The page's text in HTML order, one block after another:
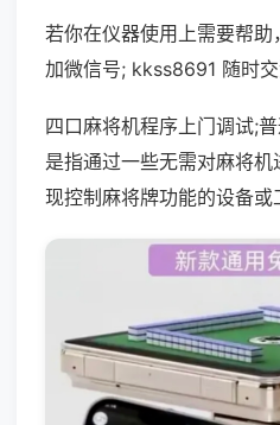
若你在仪器使用上需要帮
加微信号; kkss8691 随时交
四口麻将机程序上门调试;
是指通过一些无需对麻将
现控制麻将牌功能的设备或